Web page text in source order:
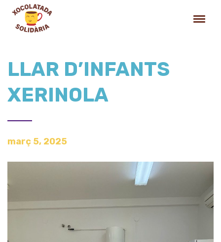
LLAR D’INFANTS
XERINOLA
març 5, 2025